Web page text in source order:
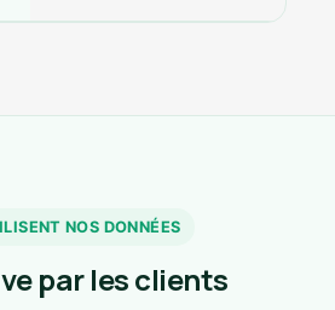
NOS DONNÉES
par les clients